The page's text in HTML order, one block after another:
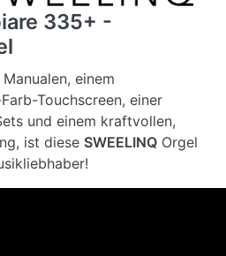
335+ -
einem
Touchscreen, einer
und einem kraftvollen,
ist diese SWEELINQ Orgel